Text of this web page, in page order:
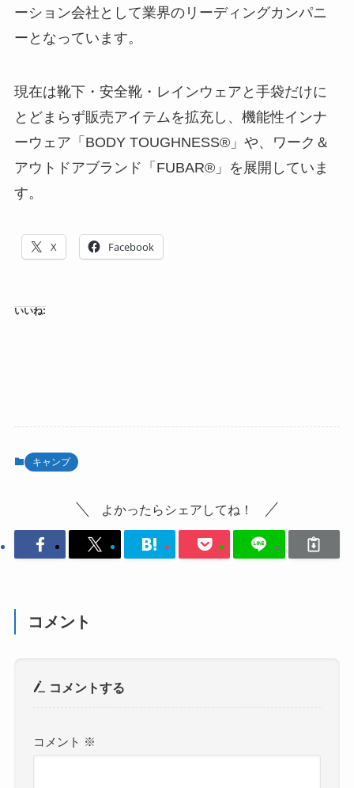
ーション会社として業界のリーディングカンパニ
ーとなっています。
現在は靴下・安全靴・レインウェアと手袋だけに
とどまらず販売アイテムを拡充し、機能性インナ
ーウェア「BODY TOUGHNESS®」や、ワーク＆
アウトドアブランド「FUBAR®」を展開していま
す。
X Facebook
いいね:
キャンプ
よかったらシェアしてね！
コメント
コメントする
コメント ※